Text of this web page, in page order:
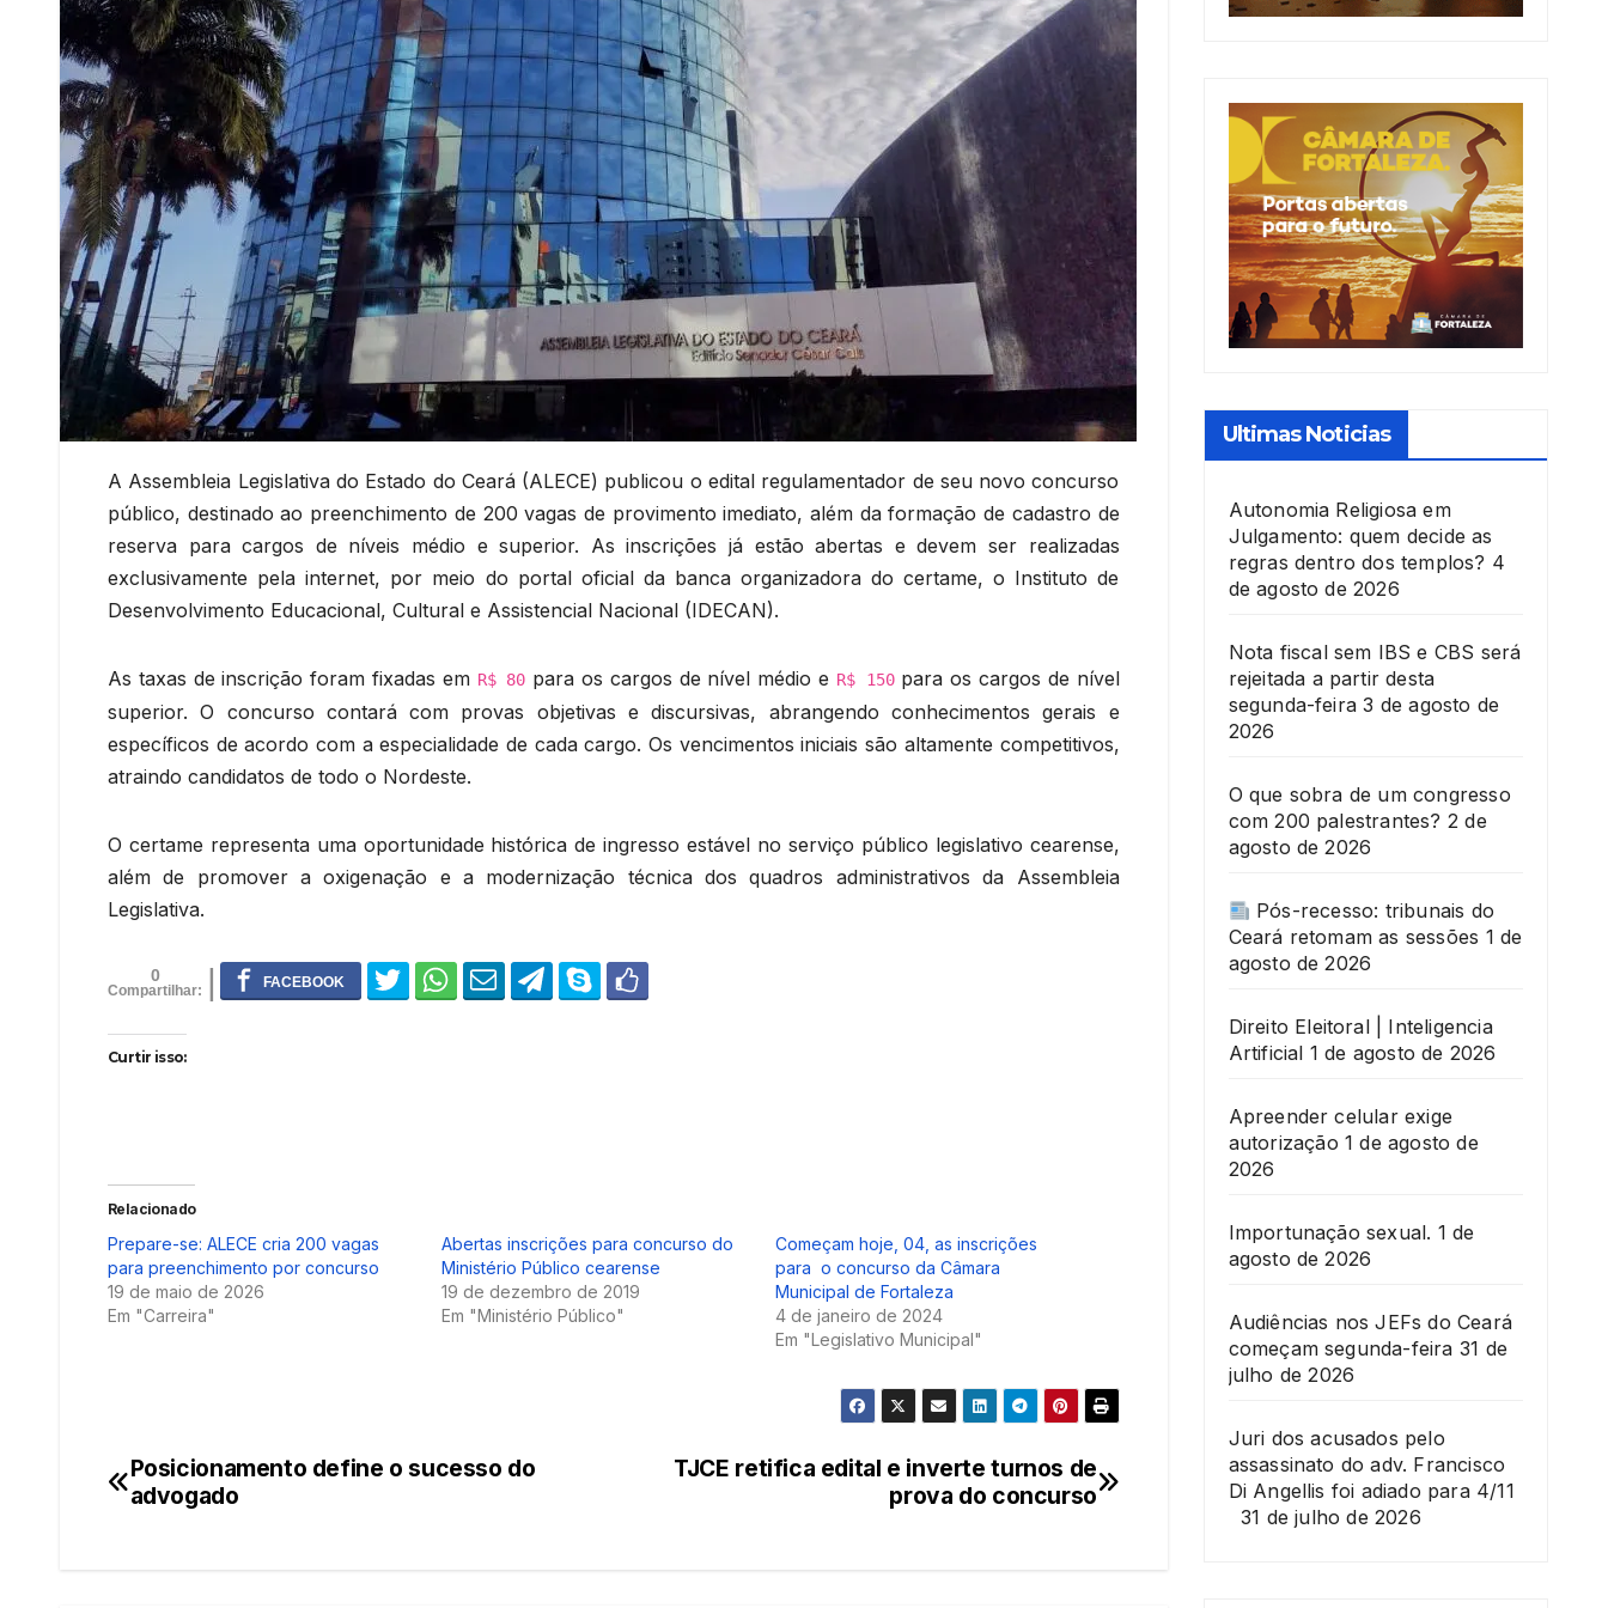
A Assembleia Legislativa do Estado do Ceará (ALECE) publicou o edital regulamentador de seu novo concurso
público, destinado ao preenchimento de 200 vagas de provimento imediato, além da formação de cadastro de
reserva para cargos de níveis médio e superior. As inscrições já estão abertas e devem ser realizadas
exclusivamente pela internet, por meio do portal oficial da banca organizadora do certame, o Instituto de
Desenvolvimento Educacional, Cultural e Assistencial Nacional (IDECAN).
As taxas de inscrição foram fixadas em R$ 80 para os cargos de nível médio e R$ 150para os cargos de nível
superior. O concurso contará com provas objetivas e discursivas, abrangendo conhecimentos gerais e
específicos de acordo com a especialidade de cada cargo. Os vencimentos iniciais são altamente competitivos,
atraindo candidatos de todo o Nordeste.
O certame representa uma oportunidade histórica de ingresso estável no serviço público legislativo cearense,
além de promover a oxigenação e a modernização técnica dos quadros administrativos da Assembleia
Legislativa.
0
Curtir isso:
Relacionado
Prepare-se: ALECE cria 200 vagas
para preenchimento por concurso
19 de maio de 2026
Em "Carreira"
Abertas inscrições para concurso do
Ministério Público cearense
19 de dezembro de 2019
Em "Ministério Público"
Começam hoje, 04, as inscrições
para o concurso da Câmara
Municipal de Fortaleza
4 de janeiro de 2024
Em "Legislativo Municipal"
Navegação
TJCE retifica edital e inverte turnos de
prova do concurso
Posicionamento define o sucesso do
advogado
Ultimas Noticias
Autonomia Religiosa em
Julgamento: quem decide as
regras dentro dos templos? 4
de agosto de 2026
Nota fiscal sem IBS e CBS será
rejeitada a partir desta
segunda-feira 3 de agosto de
2026
O que sobra de um congresso
com 200 palestrantes? 2 de
agosto de 2026
Pós-recesso: tribunais do
Ceará retomam as sessões 1 de
agosto de 2026
Direito Eleitoral | Inteligencia
Artificial 1 de agosto de 2026
Apreender celular exige
autorização 1 de agosto de
2026
Importunação sexual. 1 de
agosto de 2026
Audiências nos JEFs do Ceará
começam segunda-feira 31 de
julho de 2026
Juri dos acusados pelo
assassinato do adv. Francisco
Di Angellis foi adiado para 4/11
31 de julho de 2026